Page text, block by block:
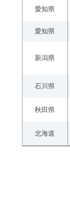
愛知県
愛知県
新潟県
石川県
秋田県
北海道